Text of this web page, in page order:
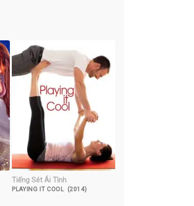
Tiếng Sét Ái Tình
PLAYING IT COOL (2014)